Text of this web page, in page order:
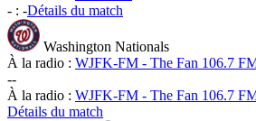
- : -Détails du match
Washington Nationals
À la radio : WJFK-FM - The Fan 106.7
--
À la radio : WJFK-FM - The Fan 106.7
Détails du match